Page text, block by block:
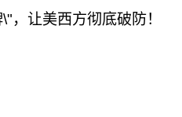
，让美西方彻底破防！